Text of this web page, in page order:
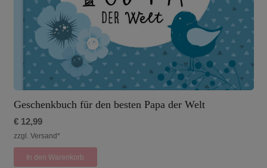
Geschenkbuch für den besten Papa der Welt
€12,99
zzgl. Versand*
In den Warenkorb